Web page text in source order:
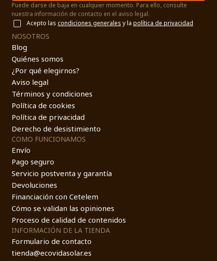
Puede darse de baja en cualquier momento. Para ello, consulte
nuestra información de contacto en el aviso legal.
Acepto las condiciones generales y la política de privacidad
NOSOTROS
Blog
Quiénes somos
¿Por qué elegirnos?
Aviso legal
Términos y condiciones
Política de cookies
Política de privacidad
Derecho de desistimiento
COMO FUNCIONAMOS
Envío
Pago seguro
Servicio postventa y garantía
Devoluciones
Financiación con Cetelem
Cómo se validan las opiniones
Proceso de calidad de contenidos
INFORMACIÓN DE LA TIENDA
Formulario de contacto
tienda@ecovidasolar.es